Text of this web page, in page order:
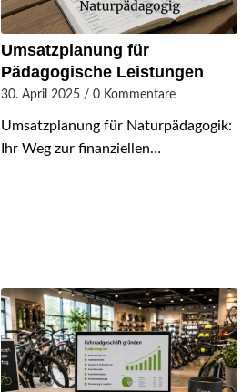
Umsatzplanung für
Pädagogische Leistungen
30. April 2025 / 0 Kommentare
Umsatzplanung für Naturpädagogik:
Ihr Weg zur finanziellen…